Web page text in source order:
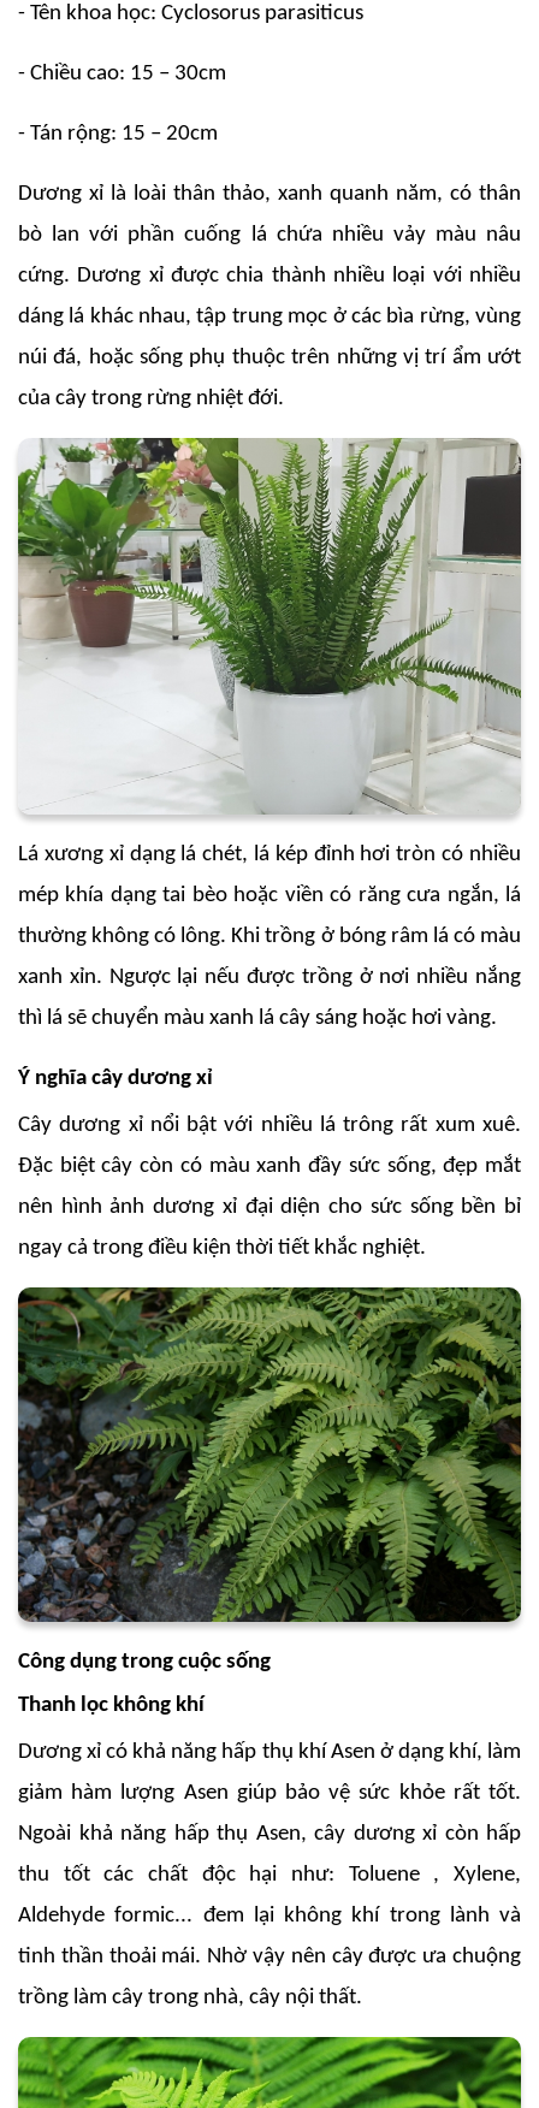
- Tên khoa học: Cyclosorus parasiticus
- Chiều cao: 15 – 30cm
- Tán rộng: 15 – 20cm
Dương xỉ là loài thân thảo, xanh quanh năm, có thân
bò lan với phần cuống lá chứa nhiều vảy màu nâu
cứng. Dương xỉ được chia thành nhiều loại với nhiều
dáng lá khác nhau, tập trung mọc ở các bìa rừng, vùng
núi đá, hoặc sống phụ thuộc trên những vị trí ẩm ướt
của cây trong rừng nhiệt đới.
Lá xương xỉ dạng lá chét, lá kép đỉnh hơi tròn có nhiều
mép khía dạng tai bèo hoặc viền có răng cưa ngắn, lá
thường không có lông. Khi trồng ở bóng râm lá có màu
xanh xỉn. Ngược lại nếu được trồng ở nơi nhiều nắng
thì lá sẽ chuyển màu xanh lá cây sáng hoặc hơi vàng.
Ý nghĩa cây dương xỉ
Cây dương xỉ nổi bật với nhiều lá trông rất xum xuê.
Đặc biệt cây còn có màu xanh đầy sức sống, đẹp mắt
nên hình ảnh dương xỉ đại diện cho sức sống bền bỉ
ngay cả trong điều kiện thời tiết khắc nghiệt.
Công dụng trong cuộc sống
Thanh lọc không khí
Dương xỉ có khả năng hấp thụ khí Asen ở dạng khí, làm
giảm hàm lượng Asen giúp bảo vệ sức khỏe rất tốt.
Ngoài khả năng hấp thụ Asen, cây dương xỉ còn hấp
thu tốt các chất độc hại như: Toluene , Xylene,
Aldehyde formic... đem lại không khí trong lành và
tinh thần thoải mái. Nhờ vậy nên cây được ưa chuộng
trồng làm cây trong nhà, cây nội thất.